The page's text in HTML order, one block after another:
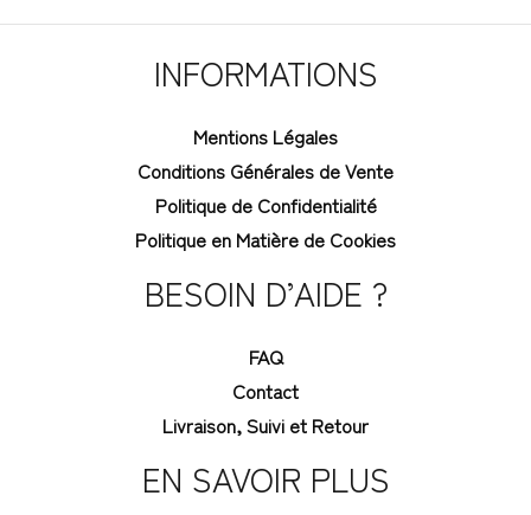
INFORMATIONS
Mentions Légales
Conditions Générales de Vente
Politique de Confidentialité
Politique en Matière de Cookies
BESOIN D’AIDE ?
FAQ
Contact
Livraison, Suivi et Retour
EN SAVOIR PLUS